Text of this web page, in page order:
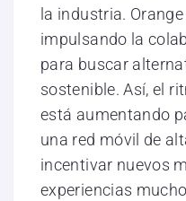
la industria.
impulsando la
para buscar
sostenible. Así, el
está aumentando
una red móvil de
incentivar nuevos
experiencias